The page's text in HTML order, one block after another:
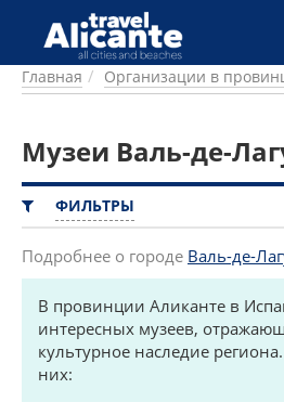
Перейти к основному содержанию
ГОРОДА
ПИТАНИЕ
ПРОЖИВАНИЕ
ПЛЯЖИ
КЕМПИНГ
КОМАРКИ (РАЙОНЫ)
РЕЦЕПТЫ
ПРЕДЛОЖЕНИЯ
СТАТЬИ
Главная Организации в
Музеи Валь-де-
ФИЛЬТРЫ
Подробнее о городе Валь-де-
В провинции Аликанте в
интересных музеев,
культурное наследие
них: